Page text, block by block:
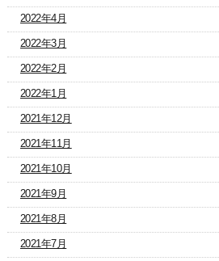
2022年4月
2022年3月
2022年2月
2022年1月
2021年12月
2021年11月
2021年10月
2021年9月
2021年8月
2021年7月